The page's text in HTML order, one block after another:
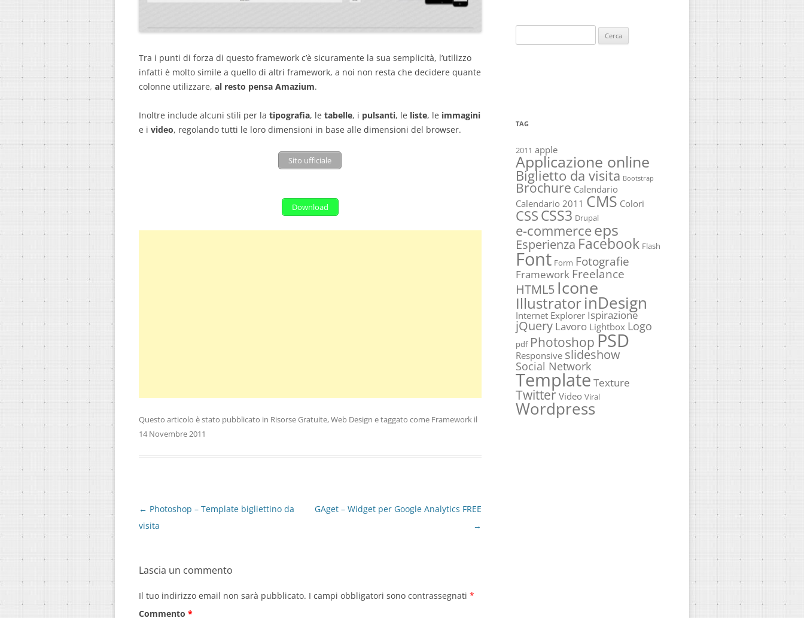
Tra i punti di forza di questo framework c’è sicuramente la sua semplicità, l’utilizzo
infatti è molto simile a quello di altri framework, a noi non resta che decidere quante
colonne utilizzare, al resto pensa Amazium.
Inoltre include alcuni stili per la tipografia, le tabelle, i pulsanti, le liste, le immagini
e i video, regolando tutti le loro dimensioni in base alle dimensioni del browser.
Sito ufficiale
Download
Questo articolo è stato pubblicato in Risorse Gratuite,Web Design e taggato come Framework il
14 Novembre 2011
Navigazione
articolo
← Photoshop – Template bigliettino da
visita
GAget – Widget per Google Analytics FREE
→
Lascia un commento
Il tuo indirizzo email non sarà pubblicato. I campi obbligatori sono contrassegnati *
Commento *
per:
TAG
2011 apple
Applicazione online
Biglietto da visita Bootstrap
Brochure Calendario
Calendario 2011 CMS Colori
CSSCSS3 Drupal
e-commerceeps
Esperienza Facebook Flash
Font Form Fotografie
Framework Freelance
HTML5 Icone
IllustratorinDesign
Internet Explorer Ispirazione
jQuery Lavoro Lightbox Logo
pdf PhotoshopPSD
Responsive slideshow
Social Network
Template Texture
TwitterVideo Viral
Wordpress